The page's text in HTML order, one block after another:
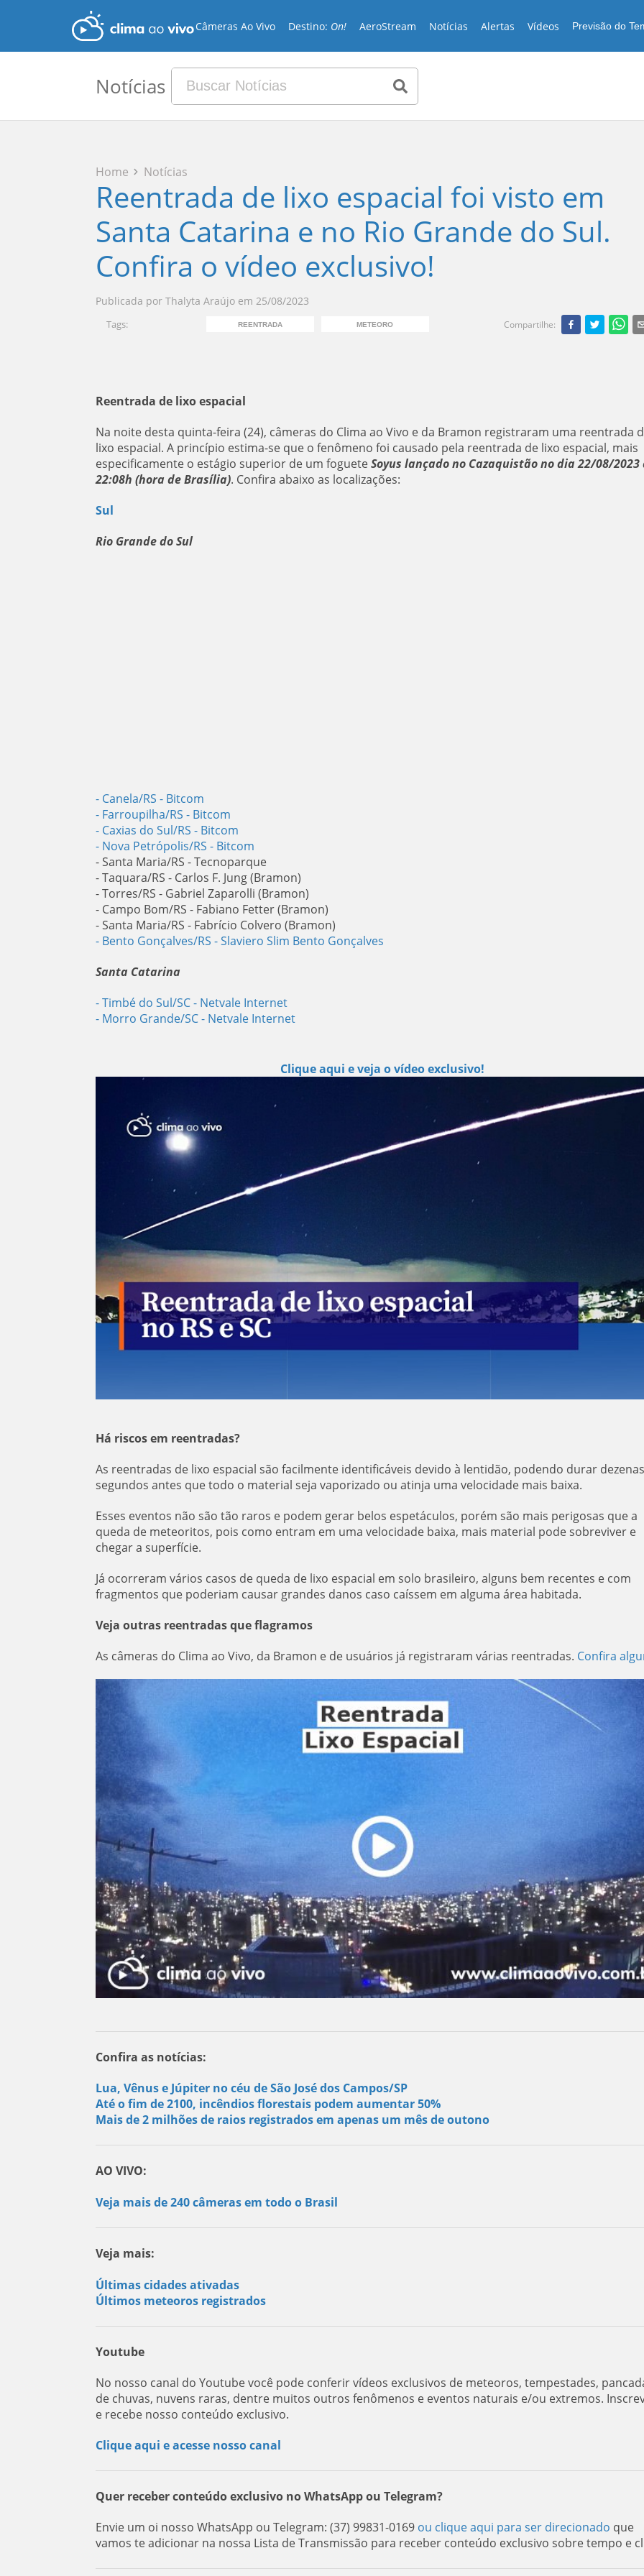
Câmeras Ao Vivo Destino: On! AeroStream Notícias Alertas Vídeos Previsão do
Notícias
Home Notícias
Reentrada de lixo espacial foi visto em
Santa Catarina e no Rio Grande do Sul.
Confira o vídeo exclusivo!
Publicada por Thalyta Araújo em 25/08/2023
Tags: REENTRADA METEORO Compartilhe:
Reentrada de lixo espacial
Na noite desta quinta-feira (24), câmeras do Clima ao Vivo e da Bramon registraram uma reentrada
lixo espacial. A princípio estima-se que o fenômeno foi causado pela reentrada de lixo espacial, mais
especificamente o estágio superior de um fogueteSoyus lançado no Cazaquistão no dia 22/08/2023
22:08h (hora de Brasília). Confira abaixo as localizações:
Sul
Rio Grande do Sul
- Canela/RS - Bitcom
- Farroupilha/RS - Bitcom
- Caxias do Sul/RS - Bitcom
- Nova Petrópolis/RS - Bitcom
- Santa Maria/RS - Tecnoparque
- Taquara/RS - Carlos F. Jung (Bramon)
- Torres/RS - Gabriel Zaparolli (Bramon)
- Campo Bom/RS - Fabiano Fetter (Bramon)
- Santa Maria/RS - Fabrício Colvero (Bramon)
- Bento Gonçalves/RS - Slaviero Slim Bento Gonçalves
Santa Catarina
- Timbé do Sul/SC- Netvale Internet
- Morro Grande/SC- Netvale Internet
Clique aqui e veja o vídeo exclusivo!
Há riscos em reentradas?
As reentradas de lixo espacial são facilmente identificáveis devido à lentidão, podendo durar
segundos antes que todo o material seja vaporizado ou atinja uma velocidade mais baixa.
Esses eventos não são tão raros e podem gerar belos espetáculos, porém são mais perigosas que a
queda de meteoritos, pois como entram em uma velocidade baixa, mais material pode sobreviver e
chegar a superfície.
Já ocorreram vários casos de queda de lixo espacial em solo brasileiro, alguns bem recentes e com
fragmentos que poderiam causar grandes danos caso caíssem em alguma área habitada.
Veja outras reentradas que flagramos
As câmeras do Clima ao Vivo, da Bramon e de usuários já registraram várias reentradas. Confira
Confira as notícias:
Lua, Vênus e Júpiter no céu de São José dos Campos/SP
Até o fim de 2100, incêndios florestais podem aumentar 50%
Mais de 2 milhões de raios registrados em apenas um mês de outono
AO VIVO:
Veja mais de 240 câmeras em todo o Brasil
Veja mais:
Últimas cidades ativadas
Últimos meteoros registrados
Youtube
No nosso canal do Youtube você pode conferir vídeos exclusivos de meteoros, tempestades,
de chuvas, nuvens raras, dentre muitos outros fenômenos e eventos naturais e/ou extremos.
e recebe nosso conteúdo exclusivo.
Clique aqui e acesse nosso canal
Quer receber conteúdo exclusivo no WhatsApp ou Telegram?
Envie um oi nosso WhatsApp ou Telegram: (37) 99831-0169 ou clique aqui para ser direcionado que
vamos te adicionar na nossa Lista de Transmissão para receber conteúdo exclusivo sobre tempo e